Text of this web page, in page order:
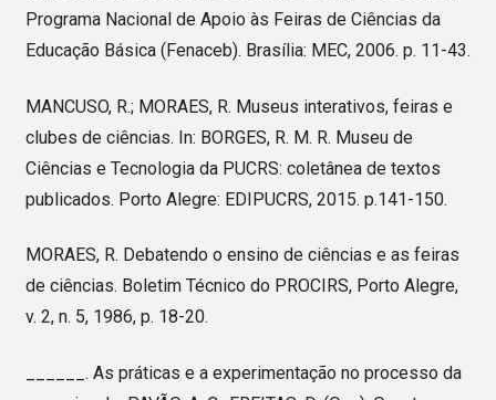
Programa Nacional de Apoio às Feiras de Ciências da
Educação Básica (Fenaceb). Brasília: MEC, 2006. p. 11-43.
MANCUSO, R.; MORAES, R. Museus interativos, feiras e
clubes de ciências. In: BORGES, R. M. R. Museu de
Ciências e Tecnologia da PUCRS: coletânea de textos
publicados. Porto Alegre: EDIPUCRS, 2015. p.141-150.
MORAES, R. Debatendo o ensino de ciências e as feiras
de ciências. Boletim Técnico do PROCIRS, Porto Alegre,
v. 2, n. 5, 1986, p. 18-20.
______. As práticas e a experimentação no processo da